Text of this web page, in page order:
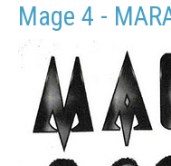
Mage 4 -